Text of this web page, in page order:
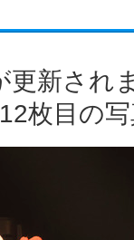
更新され
枚目の